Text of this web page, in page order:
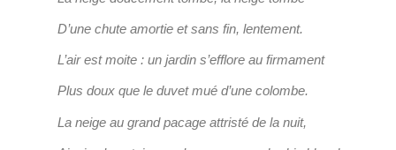
D’une chute amortie et sans fin, lentement.
L’air est moite : un jardin s’efflore au firmament
Plus doux que le duvet mué d’une colombe.
La neige au grand pacage attristé de la nuit,